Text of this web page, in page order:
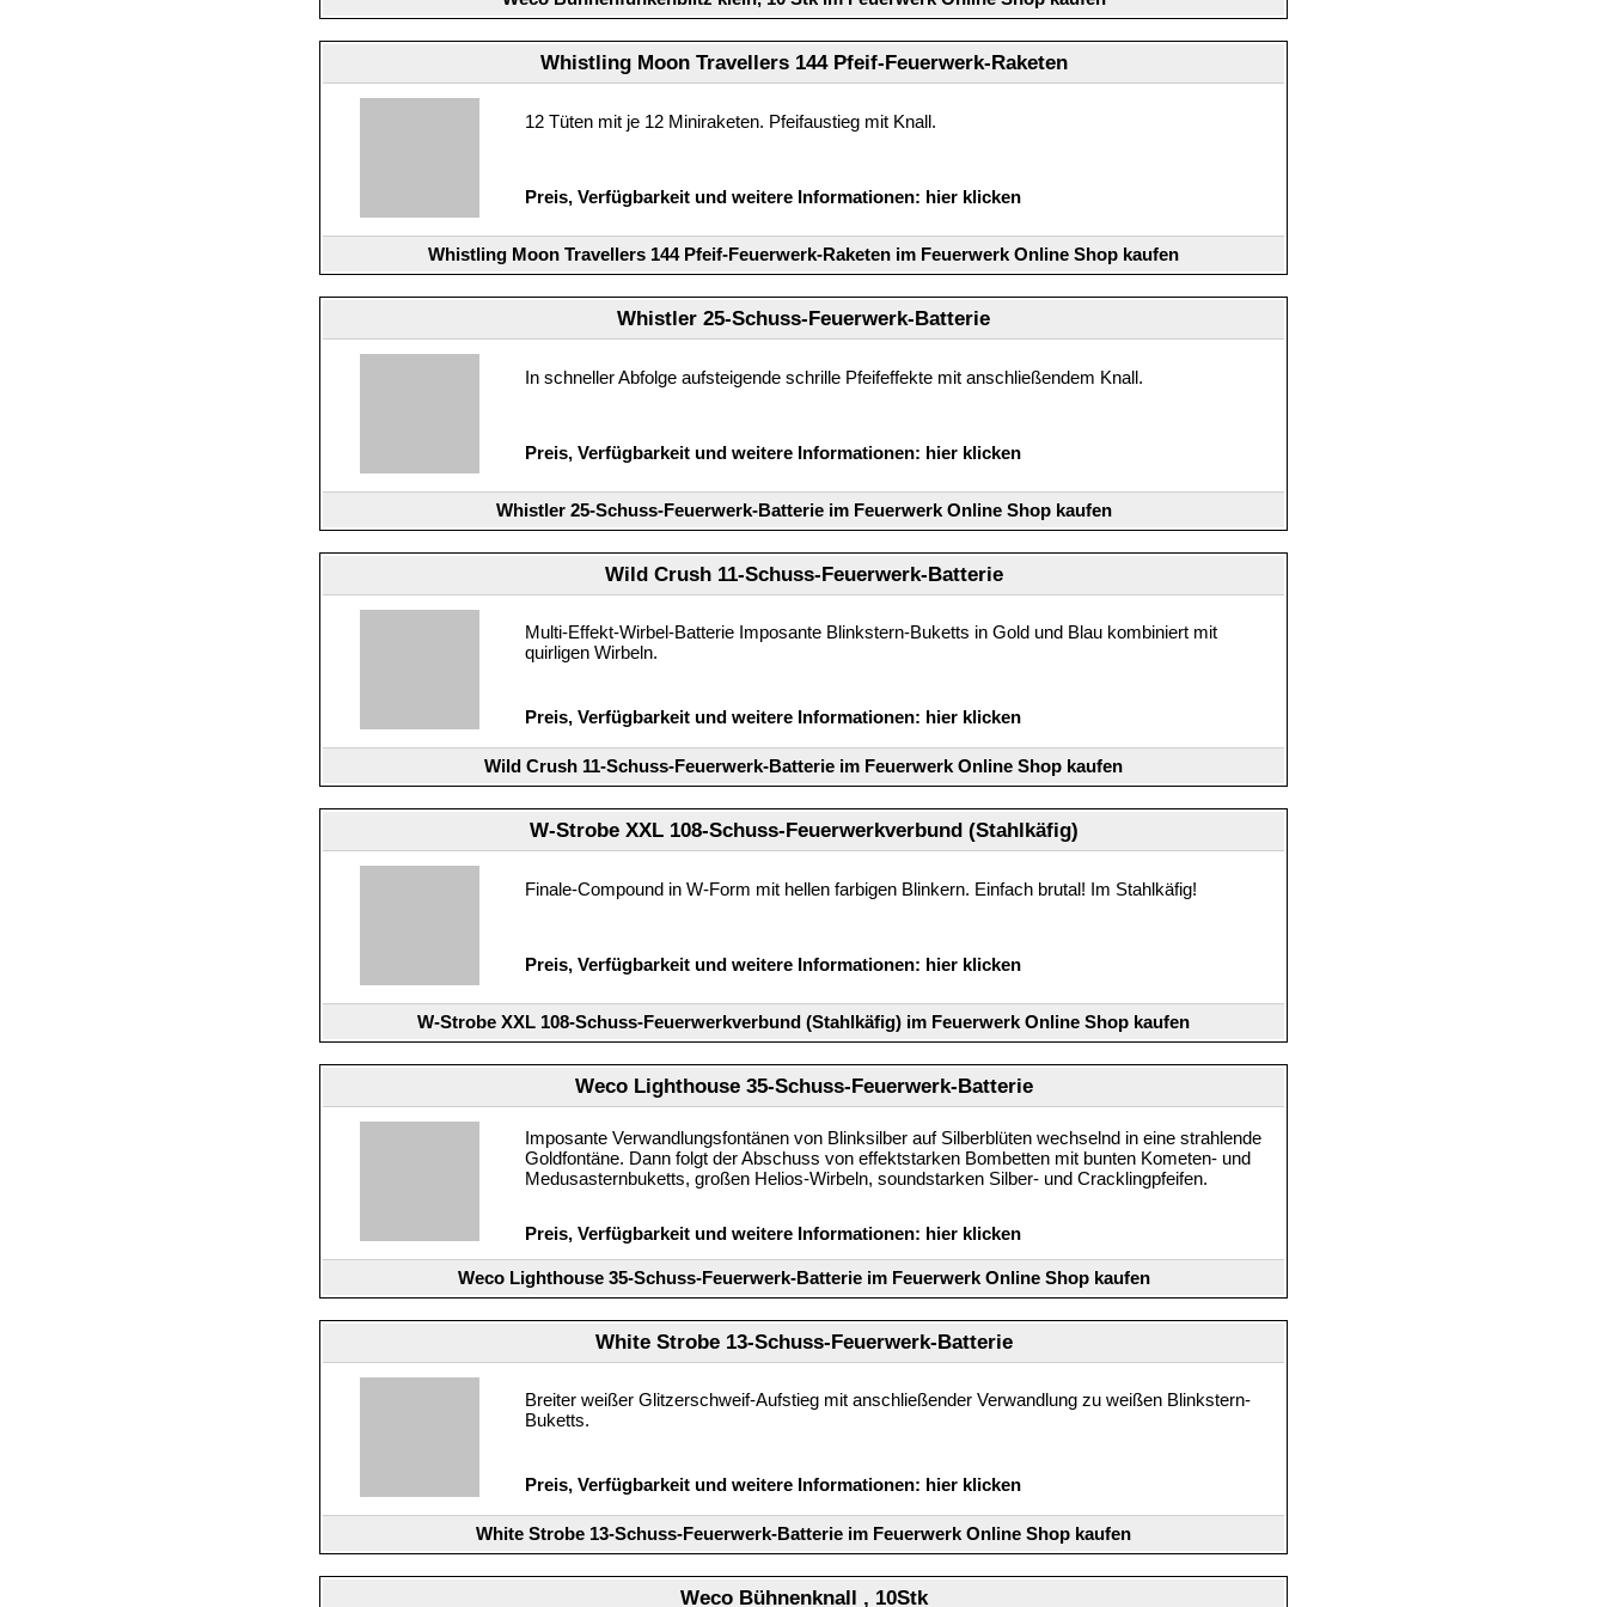
Whistling Moon Travellers 144 Pfeif-Feuerwerk-Raketen
12 Tüten mit je 12 Miniraketen. Pfeifaustieg mit Knall.
Preis, Verfügbarkeit und weitere Informationen: hier klicken
Whistling Moon Travellers 144 Pfeif-Feuerwerk-Raketen im Feuerwerk Online Shop kaufen
Whistler 25-Schuss-Feuerwerk-Batterie
In schneller Abfolge aufsteigende schrille Pfeifeffekte mit anschließendem Knall.
Preis, Verfügbarkeit und weitere Informationen: hier klicken
Whistler 25-Schuss-Feuerwerk-Batterie im Feuerwerk Online Shop kaufen
Wild Crush 11-Schuss-Feuerwerk-Batterie
Multi-Effekt-Wirbel-Batterie Imposante Blinkstern-Buketts in Gold und Blau kombiniert mit
quirligen Wirbeln.
Preis, Verfügbarkeit und weitere Informationen: hier klicken
Wild Crush 11-Schuss-Feuerwerk-Batterie im Feuerwerk Online Shop kaufen
W-Strobe XXL 108-Schuss-Feuerwerkverbund (Stahlkäfig)
Finale-Compound in W-Form mit hellen farbigen Blinkern. Einfach brutal! Im Stahlkäfig!
Preis, Verfügbarkeit und weitere Informationen: hier klicken
W-Strobe XXL 108-Schuss-Feuerwerkverbund (Stahlkäfig) im Feuerwerk Online Shop kaufen
Weco Lighthouse 35-Schuss-Feuerwerk-Batterie
Imposante Verwandlungsfontänen von Blinksilber auf Silberblüten wechselnd in eine strahlende
Goldfontäne. Dann folgt der Abschuss von effektstarken Bombetten mit bunten Kometen- und
Medusasternbuketts, großen Helios-Wirbeln, soundstarken Silber- und Cracklingpfeifen.
Preis, Verfügbarkeit und weitere Informationen: hier klicken
Weco Lighthouse 35-Schuss-Feuerwerk-Batterie im Feuerwerk Online Shop kaufen
White Strobe 13-Schuss-Feuerwerk-Batterie
Breiter weißer Glitzerschweif-Aufstieg mit anschließender Verwandlung zu weißen Blinkstern-
Buketts.
Preis, Verfügbarkeit und weitere Informationen: hier klicken
White Strobe 13-Schuss-Feuerwerk-Batterie im Feuerwerk Online Shop kaufen
Weco Bühnenknall , 10Stk